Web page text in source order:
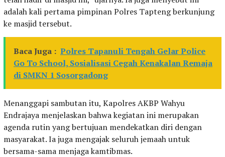
adalah kali pertama pimpinan Polres Tapteng berkunjung
ke masjid tersebut.
Baca Juga : Polres Tapanuli Tengah Gelar Police
Go To School, Sosialisasi Cegah Kenakalan Remaja
di SMKN 1 Sosorgadong
Menanggapi sambutan itu, Kapolres AKBP Wahyu
Endrajaya menjelaskan bahwa kegiatan ini merupakan
agenda rutin yang bertujuan mendekatkan diri dengan
masyarakat. Ia juga mengajak seluruh jemaah untuk
bersama-sama menjaga kamtibmas.